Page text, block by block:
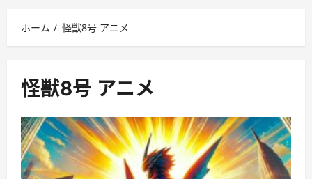
メ
ニ
ー
ホーム 怪獣8号 アニメ
怪獣8号 アニメ